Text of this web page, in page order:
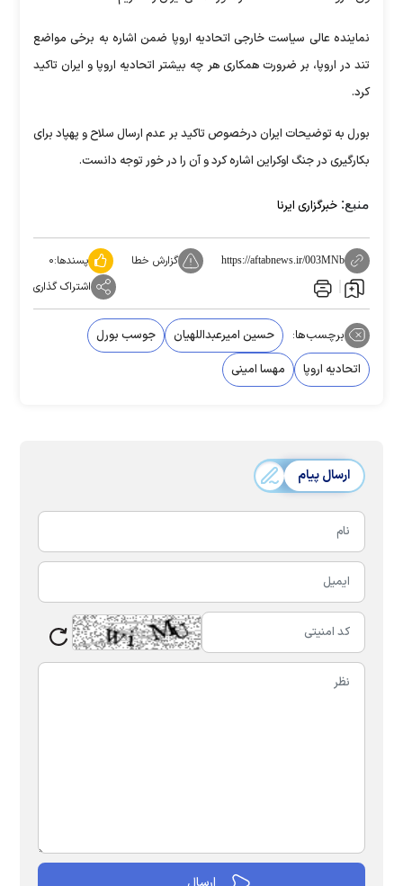
نماینده عالی سیاست خارجی اتحادیه اروپا ضمن اشاره به برخی مواضع
تند در اروپا، بر ضرورت همکاری هر چه بیشتر اتحادیه اروپا و ایران تاکید
کرد.
بورل به توضیحات ایران درخصوص تاکید بر عدم ارسال سلاح و پهپاد برای
بکارگیری در جنگ اوکراین اشاره کرد و آن را در خور توجه دانست.
منبع: خبرگزاری ایرنا
https://aftabnews.ir/003MNb گزارش خطا پسندها:۰
اشتراک گذاری
برچسب‌ها: حسین امیرعبداللهیان
جوسب بورل
اتحادیه اروپا
مهسا امینی
ارسال پیام